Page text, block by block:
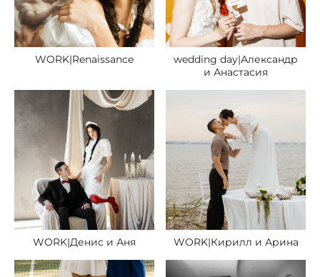
WORK|Renaissance
wedding day|Александр
и Анастасия
WORK|Денис и Аня WORK|Кирилл и Арина